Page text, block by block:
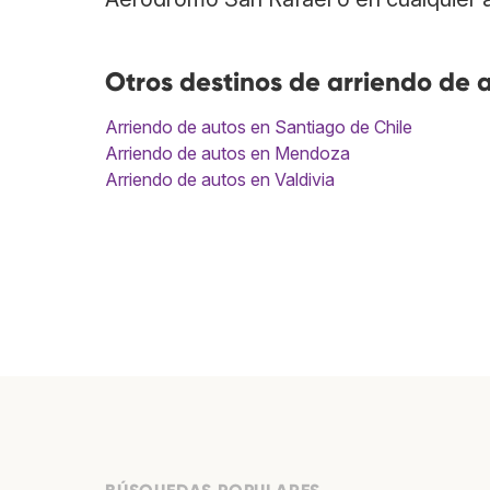
Otros destinos de arriendo de
Arriendo de autos en Santiago de Chile
Arriendo de autos en Mendoza
Arriendo de autos en Valdivia